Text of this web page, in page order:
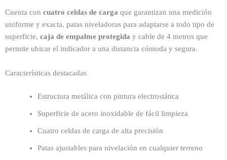
Cuenta con cuatro celdas de carga que garantizan una medición
uniforme y exacta, patas niveladoras para adaptarse a todo tipo de
superficie, caja de empalme protegida y cable de 4 metros que
permite ubicar el indicador a una distancia cómoda y segura.
Características destacadas
Estructura metálica con pintura electrostática
Superficie de acero inoxidable de fácil limpieza
Cuatro celdas de carga de alta precisión
Patas ajustables para nivelación en cualquier terreno